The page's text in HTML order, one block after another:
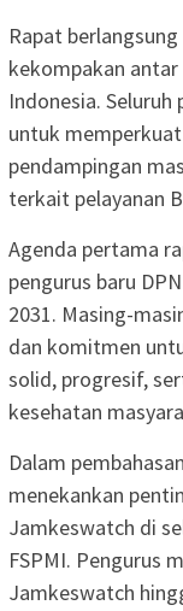
Rapat
kekompakan
Indonesia.
untuk
pendampingan
terkait pelayanan
Agenda pertama
pengurus baru
2031. Masing-
dan komitmen
solid, progresif,
kesehatan
Dalam
menekankan
Jamkeswatch di
FSPMI. Pengurus
Jamkeswatch